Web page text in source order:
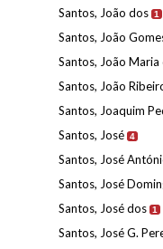
Santos, João dos 1
Santos, João
Santos, João Maria
Santos, João
Santos, Joaquim
Santos, José 4
Santos, José
Santos, José
Santos, José dos 1
Santos, José G.